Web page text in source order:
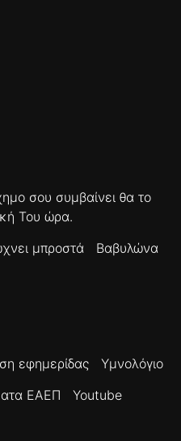
σου συμβαίνει θα το
Του ώρα.
μπροστά
Βαβυλώνα
εφημερίδας
Υμνολόγιο
ΕΑΕΠ
Youtube